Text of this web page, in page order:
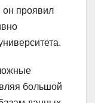
он проявил
большой